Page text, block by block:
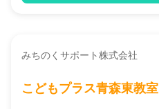
みちのくサポート株式会社
こどもプラス青森東教室